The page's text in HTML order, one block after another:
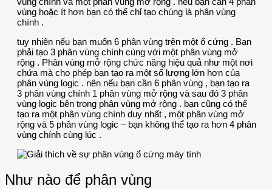
vùng hoặc ít hơn bạn có thể chỉ tạo chúng là phân vùng
chính .
tuy nhiên nếu bạn muốn 6 phân vùng trên một ổ cứng . Bạn
phải tạo 3 phân vùng chính cùng với một phân vùng mở
rộng . Phân vùng mở rộng chức năng hiệu quả như một nơi
chứa mà cho phép bạn tạo ra một số lượng lớn hơn của
phân vùng logic . nên nếu bạn cần 6 phân vùng , bạn tạo ra
3 phân vùng chính 1 phân vùng mở rộng và sau đó 3 phân
vùng logic bên trong phân vùng mở rộng . bạn cũng có thể
tạo ra một phân vùng chính duy nhất , một phân vùng mở
rộng và 5 phân vùng logic – bạn không thể tạo ra hơn 4 phân
vùng chính cùng lúc .
Như nào để phân vùng